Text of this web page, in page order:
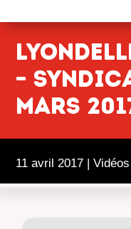
–
mars
11 avril 2017 | Vidéos